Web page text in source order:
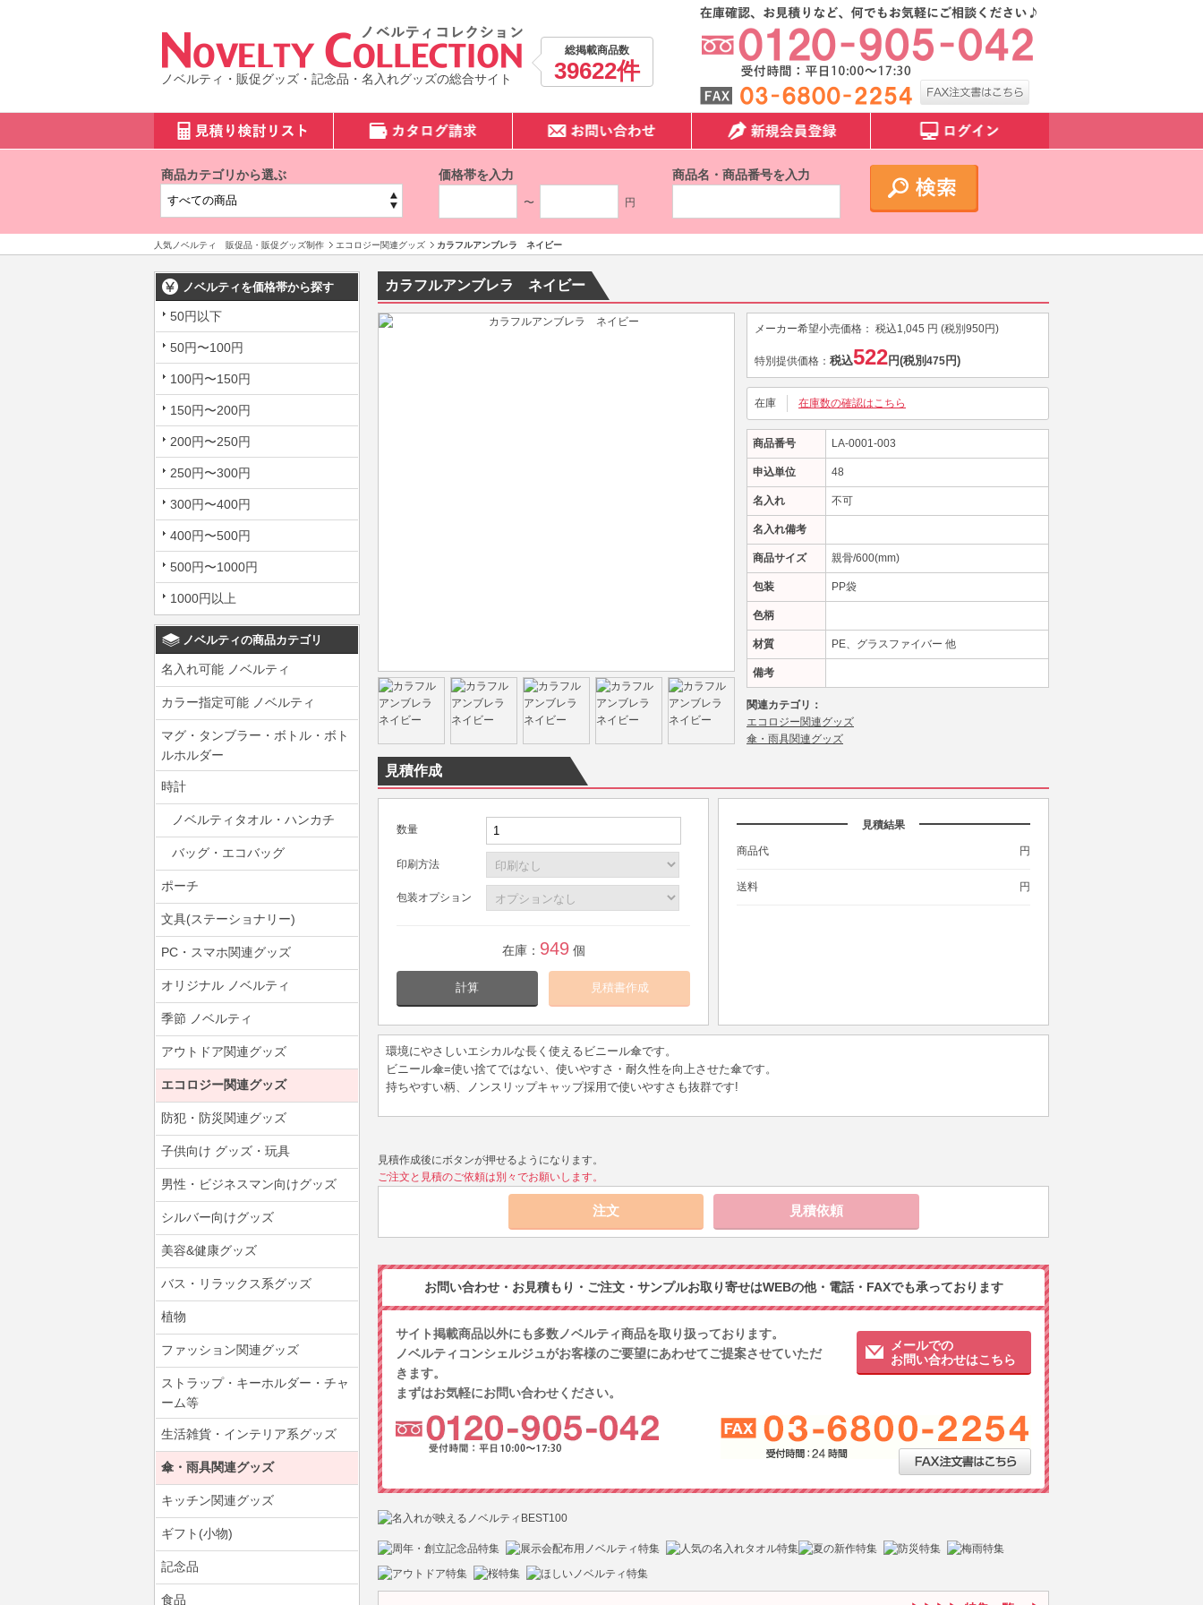
ノベルティ・販促グッズ・記念品・名入れグッズの総合サイト
総掲載商品数
39622件
商品カテゴリから選ぶ 価格帯を入力
〜 円
商品名・商品番号を入力
人気ノベルティ 販促品・販促グッズ制作 エコロジー関連グッズ カラフルアンブレラ ネイビー
ノベルティを価格帯から探す
50円以下
50円〜100円
100円〜150円
150円〜200円
200円〜250円
250円〜300円
300円〜400円
400円〜500円
500円〜1000円
1000円以上
ノベルティの商品カテゴリ
名入れ可能 ノベルティ
カラー指定可能 ノベルティ
マグ・タンブラー・ボトル・ボト
ルホルダー
時計
ノベルティタオル・ハンカチ
バッグ・エコバッグ
ポーチ
文具(ステーショナリー)
PC・スマホ関連グッズ
オリジナル ノベルティ
季節 ノベルティ
アウトドア関連グッズ
エコロジー関連グッズ
防犯・防災関連グッズ
子供向け グッズ・玩具
男性・ビジネスマン向けグッズ
シルバー向けグッズ
美容&健康グッズ
バス・リラックス系グッズ
植物
ファッション関連グッズ
ストラップ・キーホルダー・チャ
ーム等
生活雑貨・インテリア系グッズ
傘・雨具関連グッズ
キッチン関連グッズ
ギフト(小物)
記念品
食品
カラフルアンブレラ ネイビー
メーカー希望小売価格： 税込1,045 円 (税別 950円)
特別提供価格： 税込522円(税別 475円)
在庫 在庫数の確認はこちら
商品番号 LA-0001-003
申込単位 48
名入れ 不可
名入れ備考
商品サイズ 親骨/600(mm)
包装 PP袋
色柄
材質 PE、グラスファイバー 他
備考
関連カテゴリ：
エコロジー関連グッズ
傘・雨具関連グッズ
見積作成
数量
印刷方法
包装オプション
在庫： 949個
計算
見積結果
商品代 円
送料 円
環境にやさしいエシカルな長く使えるビニール傘です。
ビニール傘=使い捨てではない、使いやすさ・耐久性を向上させた傘です。
持ちやすい柄、ノンスリップキャップ採用で使いやすさも抜群です!
見積作成後にボタンが押せるようになります。
ご注文と見積のご依頼は別々でお願いします。
お問い合わせ・お見積もり・ご注文・サンプルお取り寄せはWEBの他・電話・FAXでも承っております
サイト掲載商品以外にも多数ノベルティ商品を取り扱っております。
ノベルティコンシェルジュがお客様のご要望にあわせてご提案させていただ
きます。
まずはお気軽にお問い合わせください。
メールでの
お問い合わせはこちら